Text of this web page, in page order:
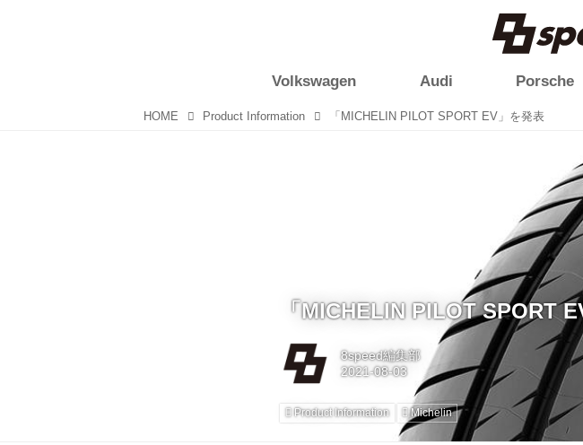
Volkswagen Audi Porsche
HOME Product Information 「MICHELIN PILOT SPORT EV」を発表
「MICHELIN PILOT SPORT
8speed編集部
Product Information Michelin